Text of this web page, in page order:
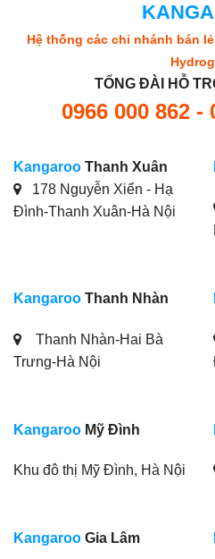
Hệ thống các chi nhánh bán
TỔNG ĐÀI HỖ
0966 000 862 -
Kangaroo Thanh Xuân
178 Nguyễn Xiển - Hạ
Đình-Thanh Xuân-Hà Nội
Kangaroo Thanh Nhàn
Thanh Nhàn-Hai Bà
Trưng-Hà Nội
Kangaroo Mỹ Đình
Khu đô thị Mỹ Đình, Hà Nội
Kangaroo Gia Lâm